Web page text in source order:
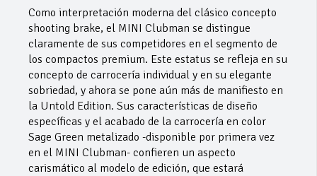
Como interpretación moderna del clásico concepto
shooting brake, el MINI Clubman se distingue
claramente de sus competidores en el segmento de
los compactos premium. Este estatus se refleja en su
concepto de carrocería individual y en su elegante
sobriedad, y ahora se pone aún más de manifiesto en
la Untold Edition. Sus características de diseño
específicas y el acabado de la carrocería en color
Sage Green metalizado -disponible por primera vez
en el MINI Clubman- confieren un aspecto
carismático al modelo de edición, que estará